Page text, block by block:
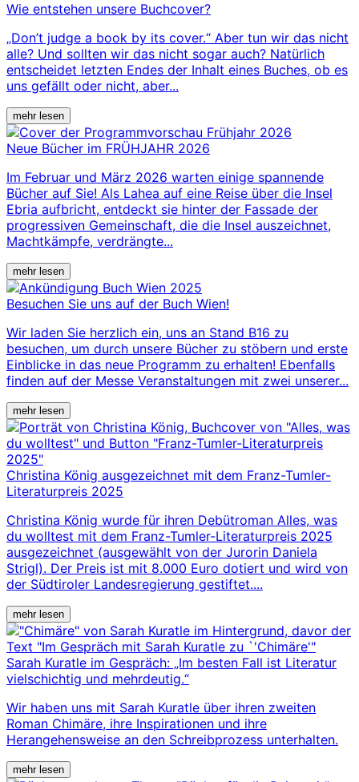
Wie entstehen unsere Buchcover?
„Don’t judge a book by its cover.“ Aber tun wir das nicht
alle? Und sollten wir das nicht sogar auch? Natürlich
entscheidet letzten Endes der Inhalt eines Buches, ob es
uns gefällt oder nicht, aber...
mehr lesen
Neue Bücher im FRÜHJAHR 2026
Im Februar und März 2026 warten einige spannende
Bücher auf Sie! Als Lahea auf eine Reise über die Insel
Ebria aufbricht, entdeckt sie hinter der Fassade der
progressiven Gemeinschaft, die die Insel auszeichnet,
Machtkämpfe, verdrängte...
mehr lesen
Besuchen Sie uns auf der Buch Wien!
Wir laden Sie herzlich ein, uns an Stand B16 zu
besuchen, um durch unsere Bücher zu stöbern und erste
Einblicke in das neue Programm zu erhalten! Ebenfalls
finden auf der Messe Veranstaltungen mit zwei unserer...
mehr lesen
Christina König ausgezeichnet mit dem Franz-Tumler-
Literaturpreis 2025
Christina König wurde für ihren Debütroman Alles, was
du wolltest mit dem Franz-Tumler-Literaturpreis 2025
ausgezeichnet (ausgewählt von der Jurorin Daniela
Strigl). Der Preis ist mit 8.000 Euro dotiert und wird von
der Südtiroler Landesregierung gestiftet....
mehr lesen
Sarah Kuratle im Gespräch: „Im besten Fall ist Literatur
vielschichtig und mehrdeutig.“
Wir haben uns mit Sarah Kuratle über ihren zweiten
Roman Chimäre, ihre Inspirationen und ihre
Herangehensweise an den Schreibprozess unterhalten.
mehr lesen